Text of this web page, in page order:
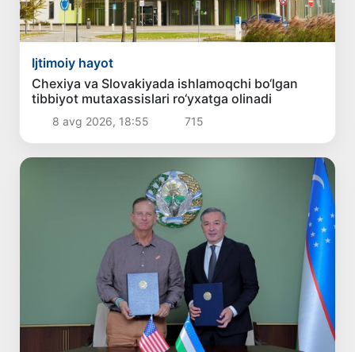
Ijtimoiy hayot
Chexiya va Slovakiyada ishlamoqchi bo‘lgan
tibbiyot mutaxassislari ro‘yxatga olinadi
8 avg 2026, 18:55 715